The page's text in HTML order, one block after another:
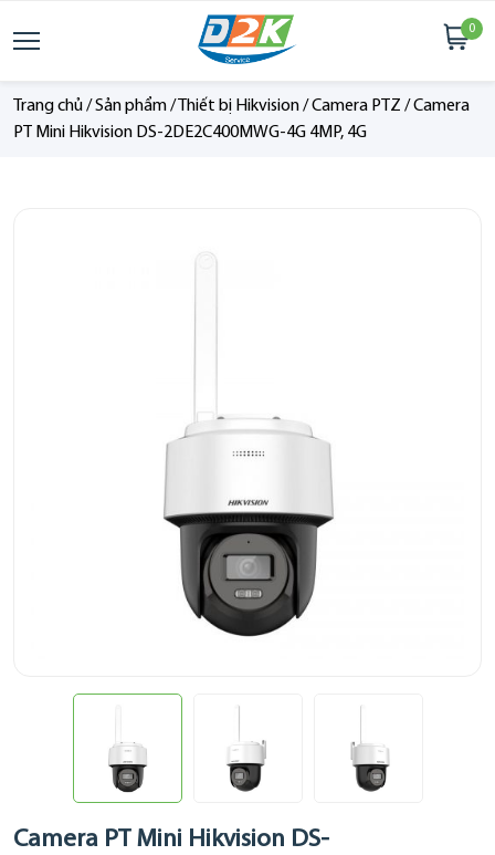
0
Trang chủ/Sản phẩm/ Thiết bị Hikvision/Camera PTZ /Camera
PT Mini Hikvision DS-2DE2C400MWG-4G 4MP, 4G
Camera PT Mini Hikvision DS-